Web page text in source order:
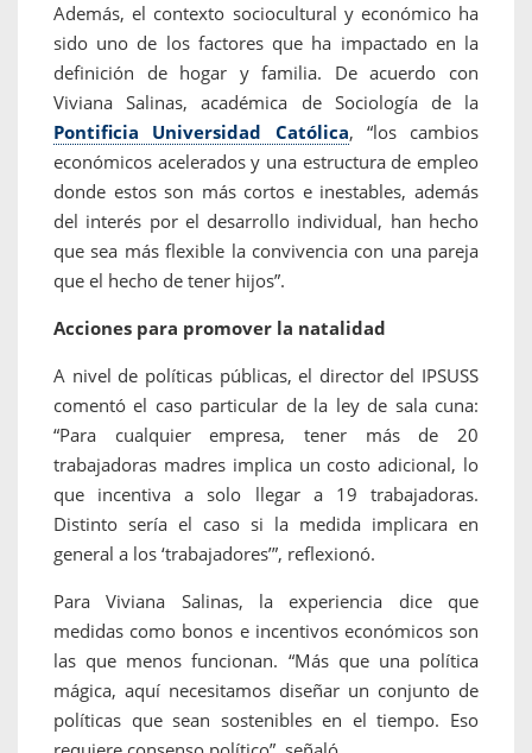
Además, el contexto sociocultural y económico ha
sido uno de los factores que ha impactado en la
definición de hogar y familia. De acuerdo con
Viviana Salinas, académica de Sociología de la
Pontificia Universidad Católica, “los cambios
económicos acelerados y una estructura de empleo
donde estos son más cortos e inestables, además
del interés por el desarrollo individual, han hecho
que sea más flexible la convivencia con una pareja
que el hecho de tener hijos”.
Acciones para promover la natalidad
A nivel de políticas públicas, el director del IPSUSS
comentó el caso particular de la ley de sala cuna:
“Para cualquier empresa, tener más de 20
trabajadoras madres implica un costo adicional, lo
que incentiva a solo llegar a 19 trabajadoras.
Distinto sería el caso si la medida implicara en
general a los ‘trabajadores’”, reflexionó.
Para Viviana Salinas, la experiencia dice que
medidas como bonos e incentivos económicos son
las que menos funcionan. “Más que una política
mágica, aquí necesitamos diseñar un conjunto de
políticas que sean sostenibles en el tiempo. Eso